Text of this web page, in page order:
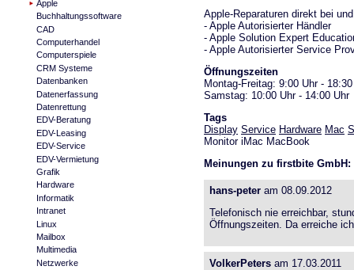
Apple
Buchhaltungssoftware
CAD
Computerhandel
Computerspiele
CRM Systeme
Datenbanken
Datenerfassung
Datenrettung
EDV-Beratung
EDV-Leasing
EDV-Service
EDV-Vermietung
Grafik
Hardware
Informatik
Intranet
Linux
Mailbox
Multimedia
Netzwerke
Apple-Reparaturen direkt bei
- Apple Autorisierter Händler
- Apple Solution Expert
- Apple Autorisierter Service
Öffnungszeiten
Montag-Freitag: 9:00 Uhr -
Samstag: 10:00 Uhr - 14:00 Uhr
Tags
Display Service Hardware Mac
Monitor iMac MacBook
Meinungen zu firstbite GmbH:
hans-peteram 08.09.2012
Telefonisch nie erreichbar,
Öffnungszeiten. Da erreiche
VolkerPetersam 17.03.2011